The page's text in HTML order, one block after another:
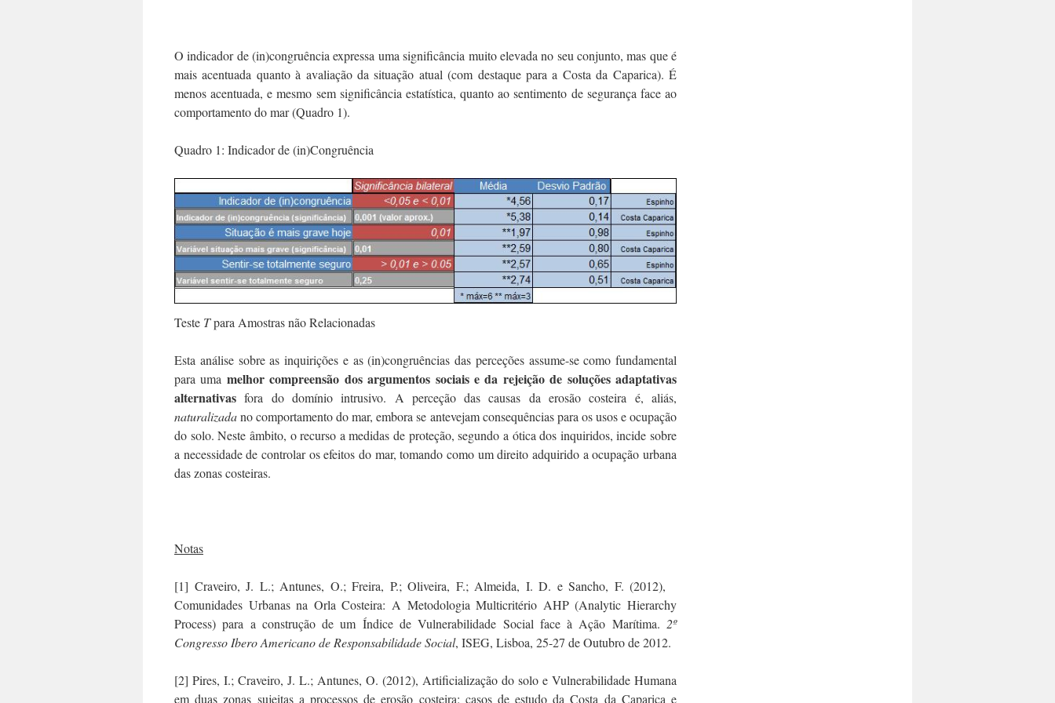
O indicador de (in)congruência expressa uma significância muito elevada no seu conjunto, mas que é
mais acentuada quanto à avaliação da situação atual (com destaque para a Costa da Caparica). É
menos acentuada, e mesmo sem significância estatística, quanto ao sentimento de segurança face ao
comportamento do mar (Quadro 1).
Quadro 1: Indicador de (in)Congruência
Teste Tpara Amostras não Relacionadas
Esta análise sobre as inquirições e as (in)congruências das perceções assume-se como fundamental
para uma melhor compreensão dos argumentos sociais e da rejeição de soluções adaptativas
alternativas fora do domínio intrusivo. A perceção das causas da erosão costeira é, aliás,
naturalizadano comportamento do mar, embora se antevejam consequências para os usos e ocupação
do solo. Neste âmbito, o recurso a medidas de proteção, segundo a ótica dos inquiridos, incide sobre
a necessidade de controlar os efeitos do mar, tomando como um direito adquirido a ocupação urbana
das zonas costeiras.
Notas
[1] Craveiro, J. L.; Antunes, O.; Freira, P.; Oliveira, F.; Almeida, I. D. e Sancho, F. (2012),
Comunidades Urbanas na Orla Costeira: A Metodologia Multicritério AHP (Analytic Hierarchy
Process) para a construção de um Índice de Vulnerabilidade Social face à Ação Marítima. 2º
Congresso Ibero Americano de Responsabilidade Social, ISEG, Lisboa, 25-27 de Outubro de 2012.
[2] Pires, I.; Craveiro, J. L.; Antunes, O. (2012), Artificialização do solo e Vulnerabilidade Humana
em duas zonas sujeitas a processos de erosão costeira: casos de estudo da Costa da Caparica e